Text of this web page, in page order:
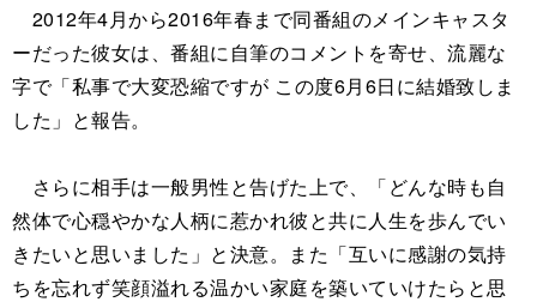
2012年4月から2016年春まで同番組のメインキャスタ
ーだった彼女は、番組に自筆のコメントを寄せ、流麗な
字で「私事で大変恐縮ですが この度6月6日に結婚致しま
した」と報告。
さらに相手は一般男性と告げた上で、「どんな時も自
然体で心穏やかな人柄に惹かれ彼と共に人生を歩んでい
きたいと思いました」と決意。また「互いに感謝の気持
ちを忘れず笑顔溢れる温かい家庭を築いていけたらと思